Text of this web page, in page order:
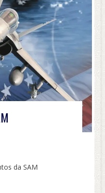
da SAM